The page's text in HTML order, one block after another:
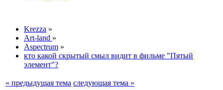
Krezza »
Art-land »
Aspectrum »
кто какой скрытый смыл видит в фильме "Пятый
элемент"?
« предыдущая тема следующая тема »